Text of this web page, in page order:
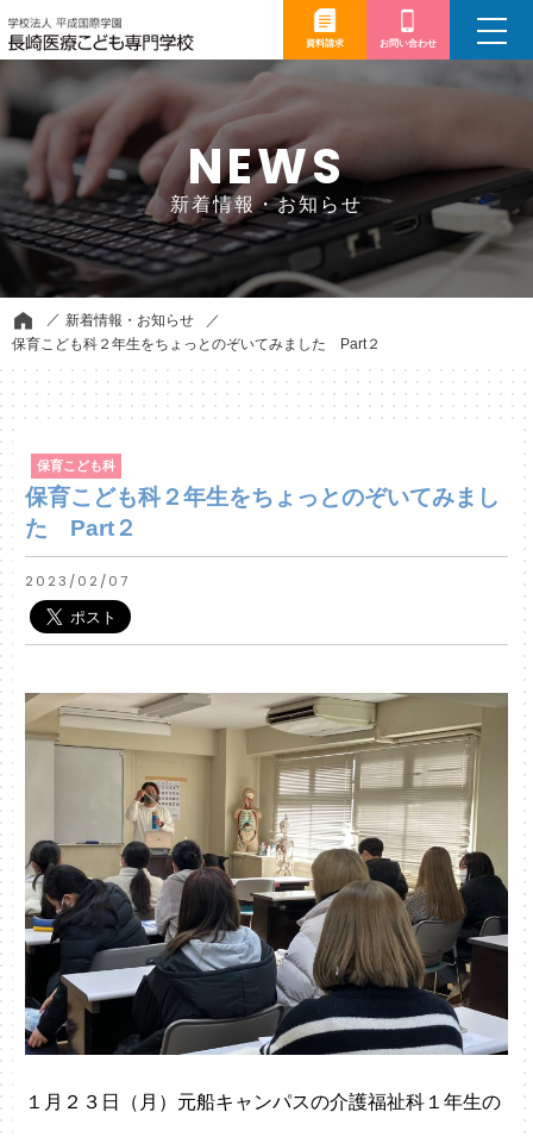
資料請求 お問い合わせ
toggle
NEWS
新着情報・お知らせ
新着情報・お知らせ
保育こども科２年生をちょっとのぞいてみました Part２
保育こども科
保育こども科２年生をちょっとのぞいてみまし
た Part２
2023/02/07
１月２３日（月）元船キャンパスの介護福祉科１年生の